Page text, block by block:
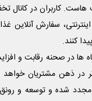
کاربران در کانال
سفارش آنلاین غذا،
کنند.
ها در صحنه رقابت و
در ذهن مشتریان
مجدد شده و توسعه و